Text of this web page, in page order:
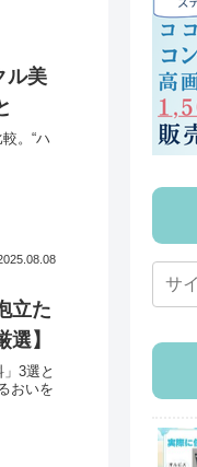
ル美
。“ハ
立た
】
3選と
おいを